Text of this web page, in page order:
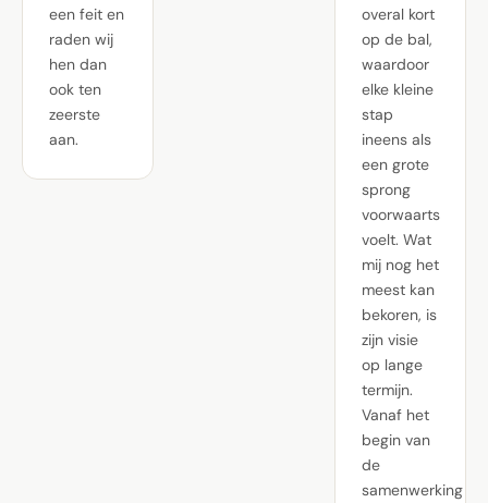
een feit en
raden wij
hen dan
ook ten
zeerste
aan.
overal kort
op de bal,
waardoor
elke kleine
stap
ineens als
een grote
sprong
voorwaarts
voelt. Wat
mij nog het
meest kan
bekoren, is
zijn visie
op lange
termijn.
Vanaf het
begin van
de
samenwerking